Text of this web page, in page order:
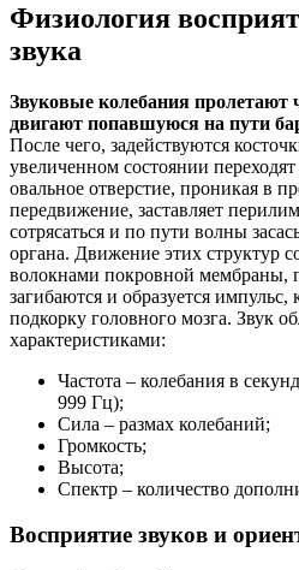
Физиология
звука
Звуковые колебания пролетают
двигают попавшуюся на пути
После чего, задействуются
увеличенном состоянии
овальное отверстие, проникая в
передвижение, заставляет
сотрясаться и по пути волны
органа. Движение этих структур
волокнами покровной мембраны,
загибаются и образуется
подкорку головного мозга. Звук
характеристиками:
Частота – колебания в
999 Гц);
Сила – размах колебаний;
Громкость;
Высота;
Спектр – количество
Восприятие звуков и